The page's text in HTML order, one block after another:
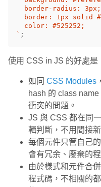
` ;
使用 CSS in JS 的好處是
如同 CSS Modules
hash 的 class
衝突的問題。
JS 與 CSS 都在同
輯判斷，不用間接
每個元件只管自己
會有冗余、廢棄的
由於樣式和元件合
程式碼，不相關的